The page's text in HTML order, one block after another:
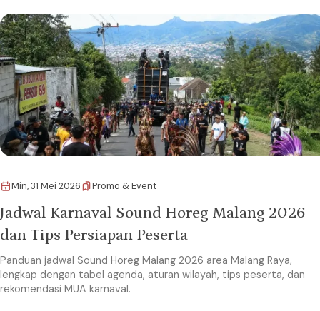
Min, 31 Mei 2026 Promo & Event
Jadwal Karnaval Sound Horeg Malang 2026
dan Tips Persiapan Peserta
Panduan jadwal Sound Horeg Malang 2026 area Malang Raya,
lengkap dengan tabel agenda, aturan wilayah, tips peserta, dan
rekomendasi MUA karnaval.